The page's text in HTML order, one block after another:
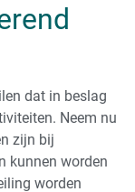
dat in beslag
Neem nu
zijn bij
kunnen worden
worden